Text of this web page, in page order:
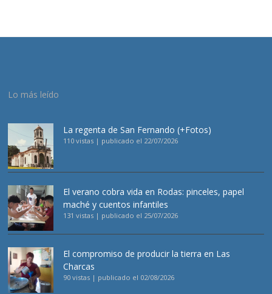
Lo más leído
La regenta de San Fernando (+Fotos)
110 vistas | publicado el 22/07/2026
El verano cobra vida en Rodas: pinceles, papel
maché y cuentos infantiles
131 vistas | publicado el 25/07/2026
El compromiso de producir la tierra en Las
Charcas
90 vistas | publicado el 02/08/2026